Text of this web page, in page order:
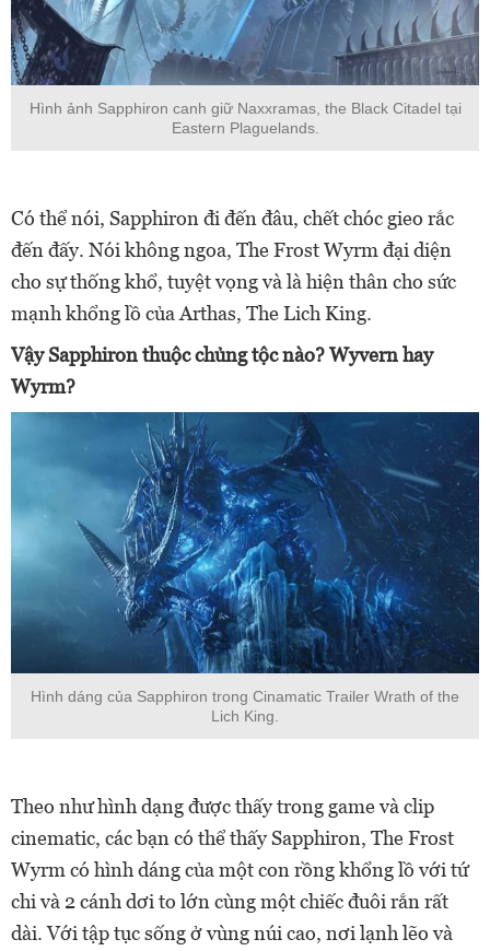
Hình ảnh Sapphiron canh giữ Naxxramas, the Black Citadel tại
Eastern Plaguelands.
Có thể nói, Sapphiron đi đến đâu, chết chóc gieo rắc
đến đấy. Nói không ngoa, The Frost Wyrm đại diện
cho sự thống khổ, tuyệt vọng và là hiện thân cho sức
mạnh khổng lồ của Arthas, The Lich King.
Vậy Sapphiron thuộc chủng tộc nào? Wyvern hay
Wyrm?
Hình dáng của Sapphiron trong Cinamatic Trailer Wrath of the
Lich King.
Theo như hình dạng được thấy trong game và clip
cinematic, các bạn có thể thấy Sapphiron, The Frost
Wyrm có hình dáng của một con rồng khổng lồ với tứ
chi và 2 cánh dơi to lớn cùng một chiếc đuôi rắn rất
dài. Với tập tục sống ở vùng núi cao, nơi lạnh lẽo và